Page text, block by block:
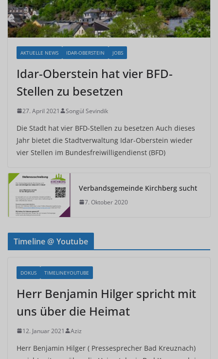
AKTUELLE NEWS IDAR-OBERSTEIN JOBS
Idar-Oberstein hat vier BFD-
Stellen zu besetzen
27. April 2021 Songül Sevindik
Die Stadt hat vier BFD-Stellen zu besetzen Auch dieses
Jahr bietet die Stadtverwaltung Idar-Oberstein wieder
vier Stellen im Bundesfreiwilligendienst (BFD)
Verbandsgemeinde Kirchberg sucht
7. Oktober 2020
Timeline @ Youtube
DOKUS TIMELINEYOUTUBE
Herr Benjamin Hilger spricht mit
uns über die Heimat
12. Januar 2021 Aziz
Herr Benjamin Hilger ( Pressesprecher Bad Kreuznach)